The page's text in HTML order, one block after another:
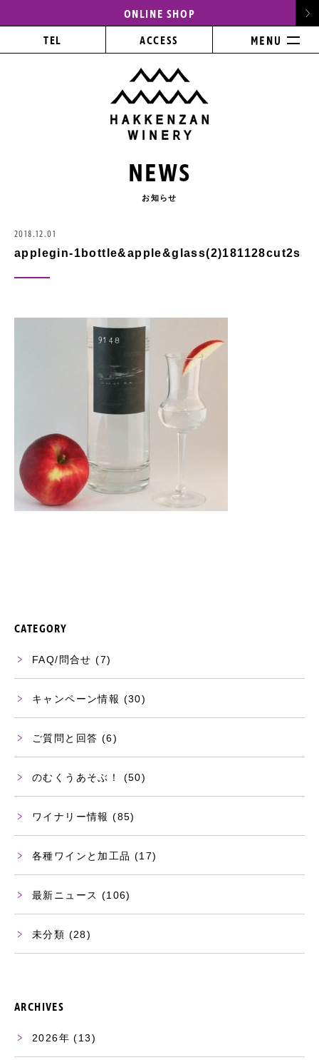
ONLINE SHOP
TEL ACCESS
NEWS
お知らせ
2018.12.01
applegin-1bottle&apple&glass(2)181128cut2s
CATEGORY
FAQ/問合せ (7)
キャンペーン情報 (30)
ご質問と回答 (6)
のむくうあそぶ！ (50)
ワイナリー情報 (85)
各種ワインと加工品 (17)
最新ニュース (106)
未分類 (28)
ARCHIVES
2026 (13)